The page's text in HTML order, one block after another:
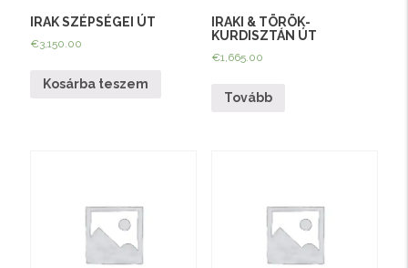
IRAK SZÉPSÉGEI ÚT
€3,150.00
Kosárba teszem
IRAKI & TÖRÖK-
KURDISZTÁN ÚT
€1,665.00
Tovább